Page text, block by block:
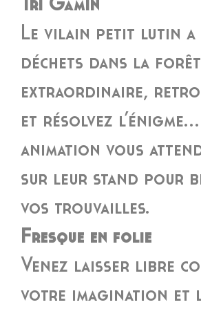
Tri Gamin
Le vilain petit lutin a
déchets dans la forêt
extraordinaire,
et résolvez l’énigme…
animation vous
sur leur stand pour
vos trouvailles.
Fresque en folie
Venez laisser libre
votre imagination et